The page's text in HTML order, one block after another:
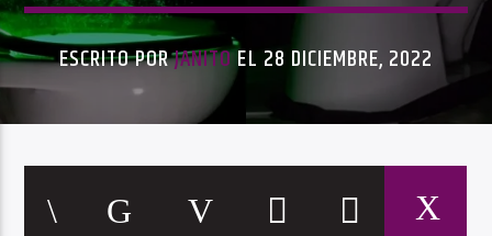
ESCRITO PORJANITOEL 28 DICIEMBRE, 2022